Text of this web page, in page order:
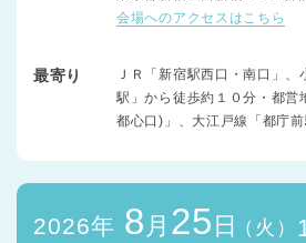
会場へのアクセスはこちら
最寄り
ＪＲ「新宿駅西口・南口」
駅」から徒歩約１０分・都営
都心口)」、大江戸線「都庁
2026年 8 月 25 日 （火）